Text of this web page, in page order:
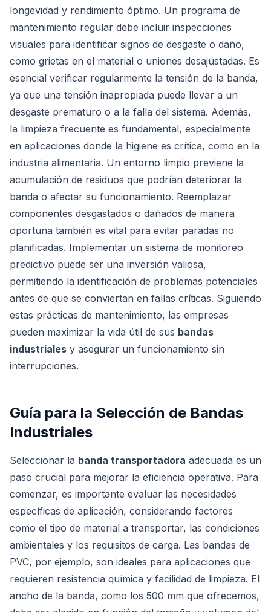
longevidad y rendimiento óptimo. Un programa de
mantenimiento regular debe incluir inspecciones
visuales para identificar signos de desgaste o daño,
como grietas en el material o uniones desajustadas. Es
esencial verificar regularmente la tensión de la banda,
ya que una tensión inapropiada puede llevar a un
desgaste prematuro o a la falla del sistema. Además,
la limpieza frecuente es fundamental, especialmente
en aplicaciones donde la higiene es crítica, como en la
industria alimentaria. Un entorno limpio previene la
acumulación de residuos que podrían deteriorar la
banda o afectar su funcionamiento. Reemplazar
componentes desgastados o dañados de manera
oportuna también es vital para evitar paradas no
planificadas. Implementar un sistema de monitoreo
predictivo puede ser una inversión valiosa,
permitiendo la identificación de problemas potenciales
antes de que se conviertan en fallas críticas. Siguiendo
estas prácticas de mantenimiento, las empresas
pueden maximizar la vida útil de sus bandas
industriales y asegurar un funcionamiento sin
interrupciones.
Guía para la Selección de Bandas
Industriales
Seleccionar la banda transportadora adecuada es un
paso crucial para mejorar la eficiencia operativa. Para
comenzar, es importante evaluar las necesidades
específicas de aplicación, considerando factores
como el tipo de material a transportar, las condiciones
ambientales y los requisitos de carga. Las bandas de
PVC, por ejemplo, son ideales para aplicaciones que
requieren resistencia química y facilidad de limpieza. El
ancho de la banda, como los 500 mm que ofrecemos,